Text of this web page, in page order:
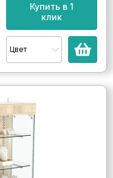
Купить в 1
клик
Цвет